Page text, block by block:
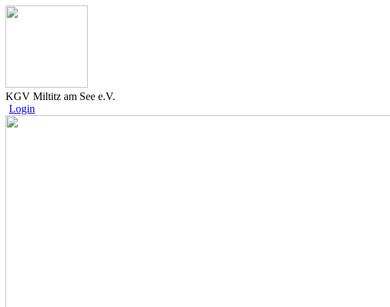
KGV Miltitz am See e.V.
Login